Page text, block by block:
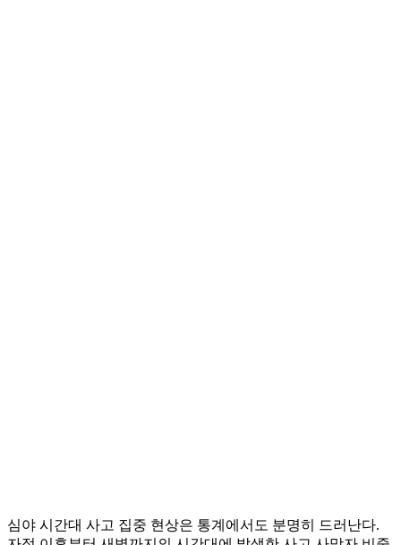
심야 시간대 사고 집중 현상은 통계에서도 분명히 드러난다.